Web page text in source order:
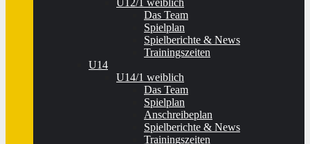
U12/1 weiblich
Das Team
Spielplan
Spielberichte & News
Trainingszeiten
U14
U14/1 weiblich
Das Team
Spielplan
Anschreibeplan
Spielberichte & News
Trainingszeiten